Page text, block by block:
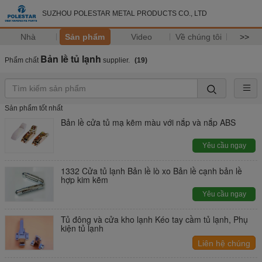
SUZHOU POLESTAR METAL PRODUCTS CO., LTD
Nhà Sản phẩm Video Về chúng tôi >>
Phẩm chất Bản lề tủ lạnh supplier. (19)
Sản phẩm tốt nhất
Bản lề cửa tủ mạ kẽm màu với nắp và nắp ABS
Yêu cầu ngay
1332 Cửa tủ lạnh Bản lề lò xo Bản lề cạnh bản lề
hợp kim kẽm
Yêu cầu ngay
Tủ đông và cửa kho lạnh Kéo tay cầm tủ lạnh, Phụ
kiện tủ lạnh
Liên hệ chúng